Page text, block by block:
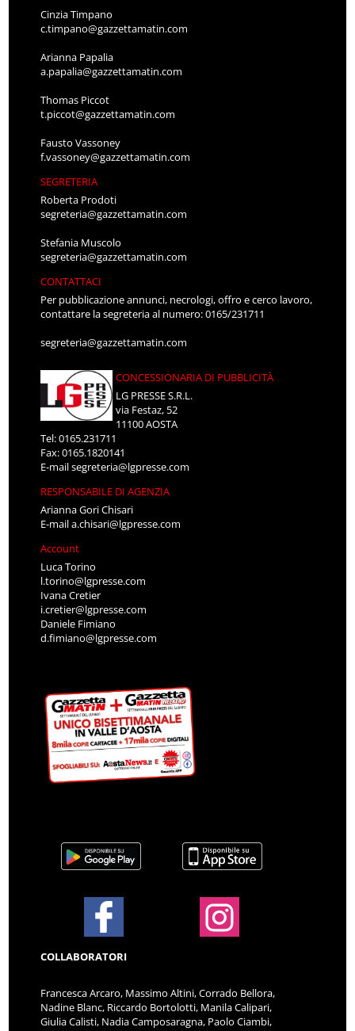
Cinzia Timpano
c.timpano@gazzettamatin.com
Arianna Papalia
a.papalia@gazzettamatin.com
Thomas Piccot
t.piccot@gazzettamatin.com
Fausto Vassoney
f.vassoney@gazzettamatin.com
SEGRETERIA
Roberta Prodoti
segreteria@gazzettamatin.com
Stefania Muscolo
segreteria@gazzettamatin.com
CONTATTACI
Per pubblicazione annunci, necrologi, offro e cerco lavoro,
contattare la segreteria al numero: 0165/231711
segreteria@gazzettamatin.com
CONCESSIONARIA DI PUBBLICITÀ
LG PRESSE S.R.L.
via Festaz, 52
11100 AOSTA
Tel: 0165.231711
Fax: 0165.1820141
E-mailsegreteria@lgpresse.com
RESPONSABILE DI AGENZIA
Arianna Gori Chisari
E-maila.chisari@lgpresse.com
Account
Luca Torino
l.torino@lgpresse.com
Ivana Cretier
i.cretier@lgpresse.com
Daniele Fimiano
d.fimiano@lgpresse.com
COLLABORATORI
Francesca Arcaro, Massimo Altini, Corrado Bellora,
Nadine Blanc, Riccardo Bortolotti, Manila Calipari,
Giulia Calisti, Nadia Camposaragna, Paolo Ciambi,